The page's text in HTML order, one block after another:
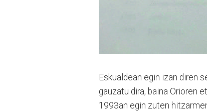
Eskualdean egin izan diren
gauzatu dira, baina Orioren
1993an egin zuten